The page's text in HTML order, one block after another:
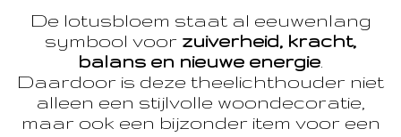
De lotusbloem staat al eeuwenlang
symbool voor zuiverheid, kracht,
balans en nieuwe energie
Daardoor is deze theelichthouder niet
alleen een stijlvolle woondecoratie,
maar ook een bijzonder item voor een